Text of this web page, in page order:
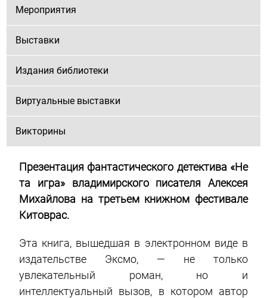
Мероприятия
Выставки
Издания библиотеки
Виртуальные выставки
Викторины
Презентация фантастического детектива «Не
та игра» владимирского писателя Алексея
Михайлова на третьем книжном фестивале
Китоврас.
Эта книга, вышедшая в электронном виде в
издательстве Эксмо, — не только
увлекательный роман, но и
интеллектуальный вызов, в котором автор